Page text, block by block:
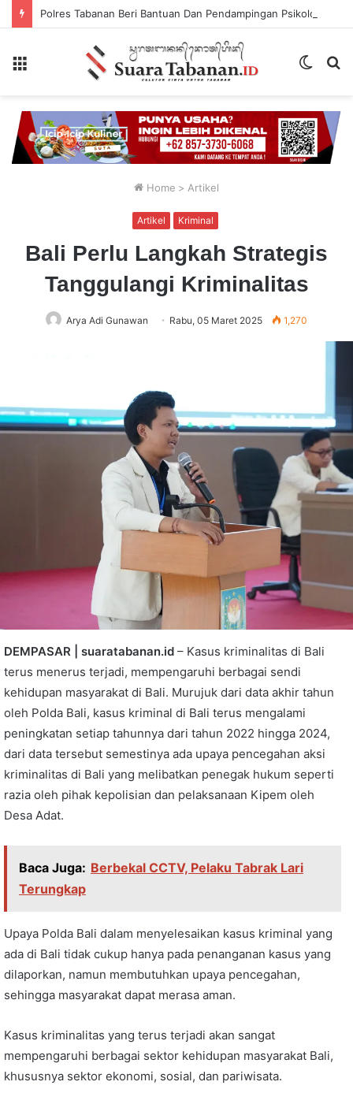
Switch
Home > Artikel
Artikel Kriminal
Bali Perlu Langkah Strategis
Tanggulangi Kriminalitas
Arya Adi Gunawan Rabu, 05 Maret 2025 1,270
DEMPASAR | suaratabanan.id – Kasus kriminalitas di Bali
terus menerus terjadi, mempengaruhi berbagai sendi
kehidupan masyarakat di Bali. Murujuk dari data akhir tahun
oleh Polda Bali, kasus kriminal di Bali terus mengalami
peningkatan setiap tahunnya dari tahun 2022 hingga 2024,
dari data tersebut semestinya ada upaya pencegahan aksi
kriminalitas di Bali yang melibatkan penegak hukum seperti
razia oleh pihak kepolisian dan pelaksanaan Kipem oleh
Desa Adat.
Baca Juga: Berbekal CCTV, Pelaku Tabrak Lari
Terungkap
Upaya Polda Bali dalam menyelesaikan kasus kriminal yang
ada di Bali tidak cukup hanya pada penanganan kasus yang
dilaporkan, namun membutuhkan upaya pencegahan,
sehingga masyarakat dapat merasa aman.
Kasus kriminalitas yang terus terjadi akan sangat
mempengaruhi berbagai sektor kehidupan masyarakat Bali,
khususnya sektor ekonomi, sosial, dan pariwisata.